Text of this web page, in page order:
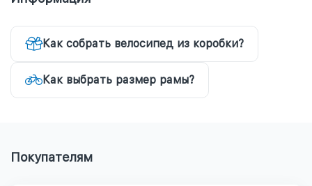
Как собрать велосипед из коробки?
Как выбрать размер рамы?
Покупателям